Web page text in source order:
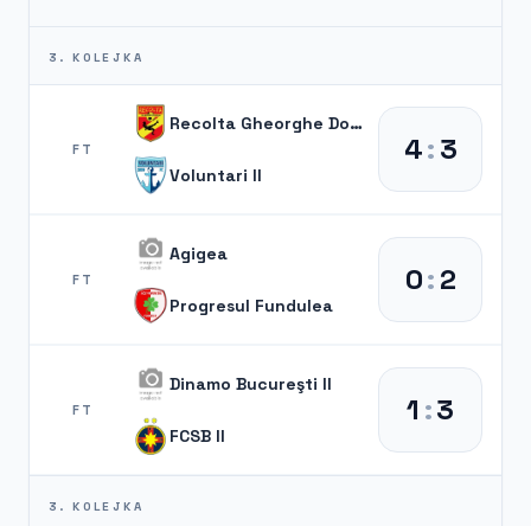
3. KOLEJKA
FT
Recolta Gheorghe Doja
Voluntari II
4:3
FT
Agigea
Progresul Fundulea
0:2
FT
Dinamo Bucureşti II
FCSB II
1 :3
3. KOLEJKA